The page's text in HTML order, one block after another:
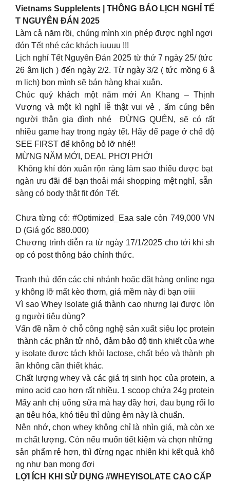
Vietnams Supplelents | THÔNG BÁO LỊCH NGHỈ TẾ
T NGUYÊN ĐÁN 2025
Làm cả năm rồi, chúng mình xin phép được nghỉ ngơi
đón Tết nhé các khách iuuuu !!!
Lịch nghỉ Tết Nguyên Đán 2025 từ thứ 7 ngày 25/ (tức
26 âm lịch ) đến ngày 2/2. Từ ngày 3/2 ( tức mồng 6 â
m lịch) bọn mình sẽ bán hàng khai xuân.
Chúc quý khách một năm mới An Khang – Thịnh
Vượng và một kì nghỉ lễ thật vui vẻ , ấm cúng bên
người thân gia đình nhé ĐỪNG QUÊN, sẽ có rất
nhiều game hay trong ngày tết. Hãy để page ở chế độ
SEE FIRST để không bỏ lỡ nhé!!
MỪNG NĂM MỚI, DEAL PHƠI PHỚI​
Không khí đón xuân rộn ràng làm sao thiếu được bạt
ngàn ưu đãi để bạn thoải mái shopping mệt nghỉ, sẵn
sàng có body thật fit đón Tết.
Chưa từng có: #Optimized_Eaa sale còn 749,000 VN
D (Giá gốc 880.000)
Chương trình diễn ra từ ngày 17/1/2025 cho tới khi sh
op có post thông báo chính thức.
Tranh thủ đến các chi nhánh hoặc đặt hàng online nga
y không lỡ mất kèo thơm, giá mềm này đi bạn ơiii ​
Vì sao Whey Isolate giá thành cao nhưng lại được lòn
g người tiêu dùng?
Vấn đề nằm ở chỗ công nghệ sản xuất siêu lọc protein
thành các phân tử nhỏ, đảm bảo độ tinh khiết của whe
y isolate được tách khỏi lactose, chất béo và thành ph
ần không cần thiết khác.
Chất lượng whey và các giá trị sinh học của protein, a
mino acid cao hơn rất nhiều. 1 scoop chứa 24g protein
Mấy anh chị uống sữa mà hay đầy hơi, đau bụng rối lo
ạn tiêu hóa, khó tiêu thì dùng ẻm này là chuẩn.
Nên nhớ, chọn whey không chỉ là nhìn giá, mà còn xe
m chất lượng. Còn nếu muốn tiết kiệm và chọn những
sản phẩm rẻ hơn, thì đừng ngạc nhiên khi kết quả khô
ng như bạn mong đợi
LỢI ÍCH KHI SỬ DỤNG #WHEYISOLATE CAO CẤP